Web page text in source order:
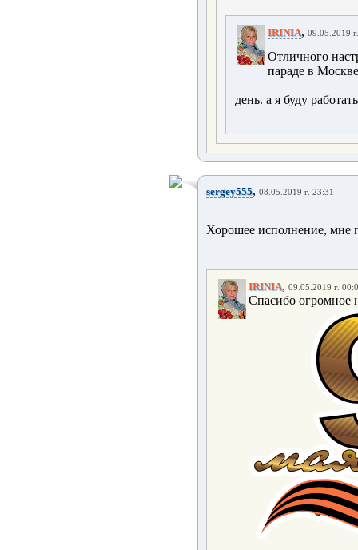
IRINIA, 09.05.2019
Отличного
параде в
день. а я буду
sergey555, 08.05.2019 г. 23:31
Хорошее исполнение, мне
IRINIA, 09.05.2019 г.
Спасибо огромное